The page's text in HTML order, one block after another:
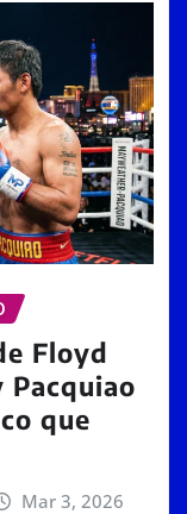
Floyd
que
Mar 3, 2026